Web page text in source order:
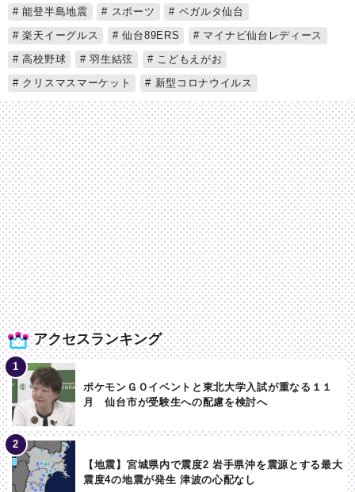
アクセスランキング
ポケモンＧＯイベントと東北大学入試が重なる１１
月 仙台市が受験生への配慮を検討へ
【地震】宮城県内で震度2 岩手県沖を震源とする最大
震度4の地震が発生 津波の心配なし
能登半島地震
スポーツ
ベガルタ仙台
楽天イーグルス
仙台89ERS
マイナビ仙台レディース
高校野球
羽生結弦
こどもえがお
クリスマスマーケット
新型コロナウイルス